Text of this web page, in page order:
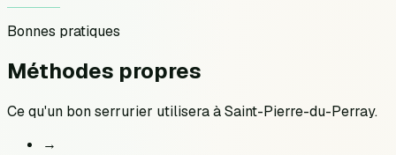
Bonnes pratiques
Méthodes propres
Ce qu'un bon serrurier utilisera àSaint-Pierre-du-Perray.
→